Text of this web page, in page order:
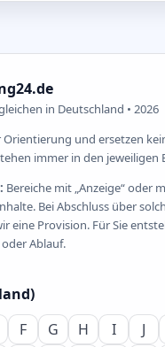
in Deutschland • 2026
und ersetzen
immer in den jeweiligen
Bereiche mit „Anzeige“ oder
Bei Abschluss über
eine Provision. Für Sie
Ablauf.
F G H I J